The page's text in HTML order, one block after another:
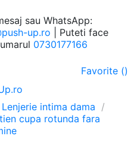
sau WhatsApp:
up.ro | Puteti face
0730177166
Favorite ()
Lenjerie intima dama
cupa rotunda fara